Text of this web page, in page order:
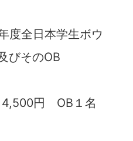
全日本学生ボウ
びそのOB
円 OB１名